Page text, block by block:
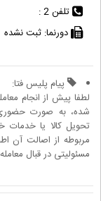
تلفن 2 :
دورنما: ثبت نشده
پیام پلیس فتا:
لطفا پیش از انجام
شده، به صورت
تحویل کالا یا خدمات
مربوطه از اصالت آن
مسئولیتی در قبال